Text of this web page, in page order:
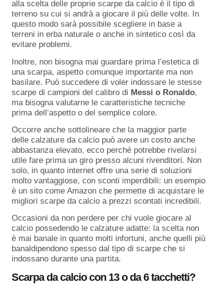
alla scelta delle proprie scarpe da calcio è il tipo di
terreno su cui si andrà a giocare il più delle volte. In
questo modo sarà possibile scegliere in base a
terreni in erba naturale o anche in sintetico così da
evitare problemi.
Inoltre, non bisogna mai guardare prima l’estetica di
una scarpa, aspetto comunque importante ma non
basilare. Può succedere di voler indossare le stesse
scarpe di campioni del calibro di Messi o Ronaldo,
ma bisogna valutarne le caratteristiche tecniche
prima dell’aspetto o del semplice colore.
Occorre anche sottolineare che la maggior parte
delle calzature da calcio può avere un costo anche
abbastanza elevato, ecco perché potrebbe rivelarsi
utile fare prima un giro presso alcuni rivenditori. Non
solo, in quanto internet offre una serie di soluzioni
molto vantaggiose, con sconti imperdibili: un esempio
è un sito come Amazon che permette di acquistare le
migliori scarpe da calcio a prezzi scontati incredibili.
Occasioni da non perdere per chi vuole giocare al
calcio possedendo le calzature adatte: la scelta non
è mai banale in quanto molti infortuni, anche quelli più
banaldipendono spesso dal tipo di scarpe che si
indossano durante una partita.
Scarpa da calcio con 13 o da 6 tacchetti?